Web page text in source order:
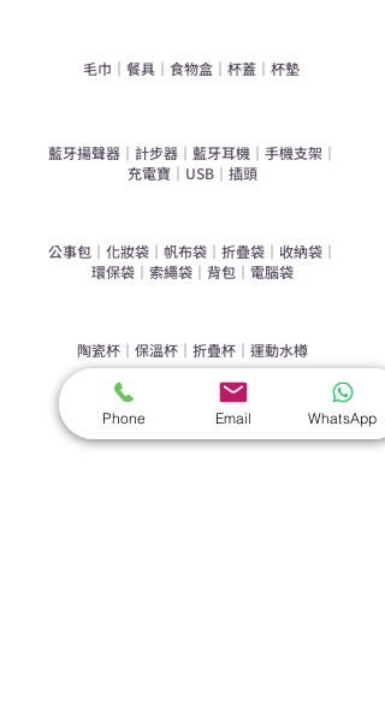
​毛巾 ｜ 餐具 ｜ 食物盒 ｜ 杯蓋 ｜ 杯墊
​藍牙揚聲器 ｜ 計步器 ｜ 藍牙耳機 ｜ 手機支架 ｜
充電寶 ｜ USB ｜ 插頭
公事包｜ 化妝袋｜ 帆布袋｜ 折疊袋｜ 收納袋｜
環保袋｜ 索繩袋｜ 背包｜ 電腦袋
陶瓷杯｜ 保溫杯｜ 折疊杯｜ 運動水樽
直傘 ｜傘袋
Phone Email WhatsApp